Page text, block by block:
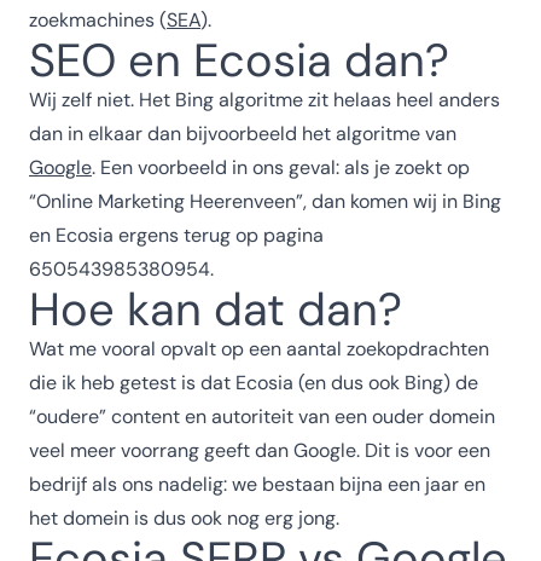
zoekmachines (SEA).
SEO en Ecosia dan?
Wij zelf niet. Het Bing algoritme zit helaas heel anders
dan in elkaar dan bijvoorbeeld het algoritme van
Google. Een voorbeeld in ons geval: als je zoekt op
“Online Marketing Heerenveen”, dan komen wij in Bing
en Ecosia ergens terug op pagina
650543985380954.
Hoe kan dat dan?
Wat me vooral opvalt op een aantal zoekopdrachten
die ik heb getest is dat Ecosia (en dus ook Bing) de
“oudere” content en autoriteit van een ouder domein
veel meer voorrang geeft dan Google. Dit is voor een
bedrijf als ons nadelig: we bestaan bijna een jaar en
het domein is dus ook nog erg jong.